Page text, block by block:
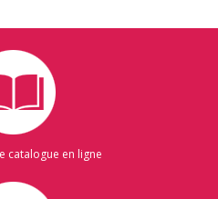
catalogue en ligne